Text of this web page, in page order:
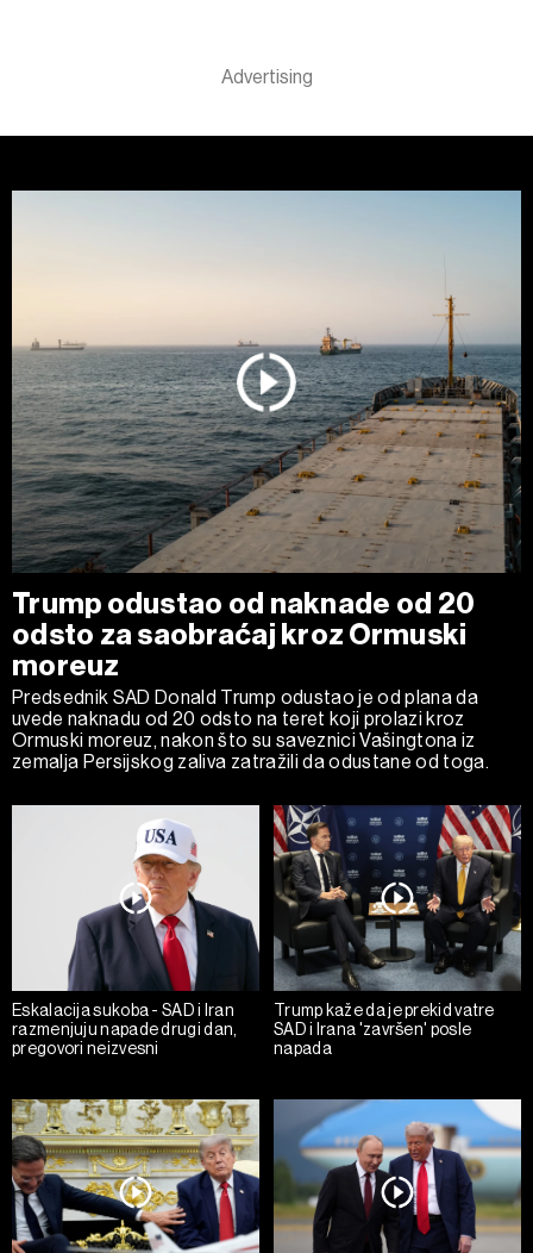
Trump odustao od naknade od 20
odsto za saobraćaj kroz Ormuski
moreuz
Predsednik SAD Donald Trump odustao je od plana da
uvede naknadu od 20 odsto na teret koji prolazi kroz
Ormuski moreuz, nakon što su saveznici Vašingtona iz
zemalja Persijskog zaliva zatražili da odustane od toga.
Eskalacija sukoba - SAD i Iran
razmenjuju napade drugi dan,
pregovori neizvesni
Trump kaže da je prekid vatre
SAD i Irana 'završen' posle
napada